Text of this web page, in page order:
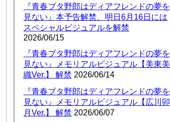
『青春ブタ野郎はディアフレンドの夢を
見ない』本予告解禁、明日6月16日には
スペシャルビジュアルを解禁
2026/06/15
『青春ブタ野郎はディアフレンドの夢を
見ない』メモリアルビジュアル【美東美
織Ver.】 解禁 2026/06/14
『青春ブタ野郎はディアフレンドの夢を
見ない』メモリアルビジュアル【広川卯
月Ver.】 解禁 2026/06/07